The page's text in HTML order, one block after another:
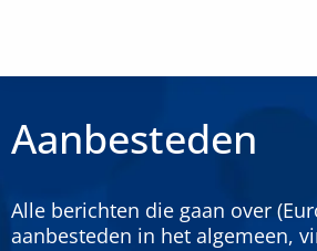
Aanbesteden
Alle berichten die gaan over
aanbesteden in het algemeen,